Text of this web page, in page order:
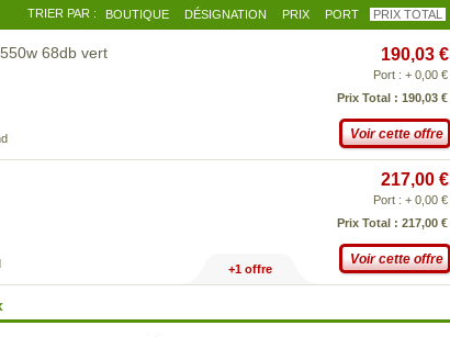
TRIER PAR : BOUTIQUE DÉSIGNATION PRIX PORT PRIX TOTAL
68db vert 190,03 €
Port : + 0,00 €
Prix Total : 190,03 €
Voir cette offre
217,00 €
Port : + 0,00 €
Prix Total : 217,00 €
Voir cette offre
+1 offre